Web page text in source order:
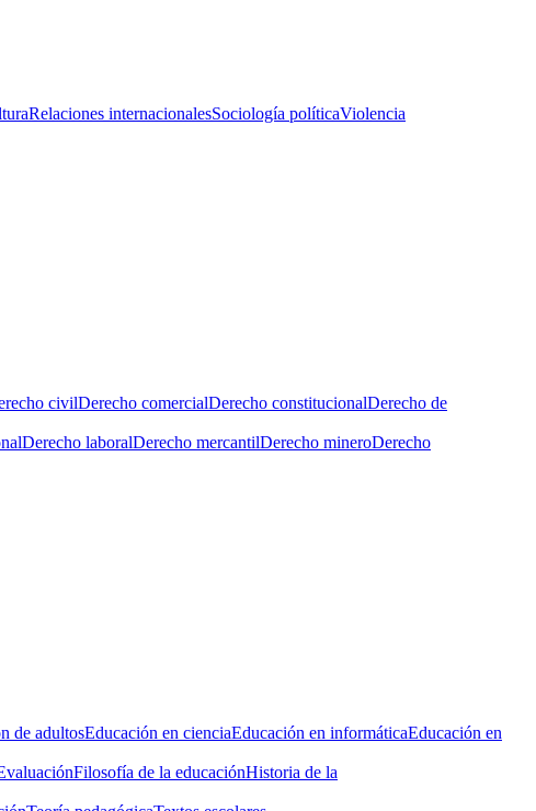
Relaciones internacionalesSociología políticaViolencia
civilDerecho comercialDerecho constitucionalDerecho de
Derecho laboralDerecho mercantilDerecho mineroDerecho
de adultosEducación en cienciaEducación en informáticaEducación en
Filosofía de la educaciónHistoria de la